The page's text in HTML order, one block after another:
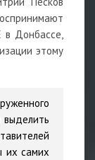
Донбассе,
этому
их самих